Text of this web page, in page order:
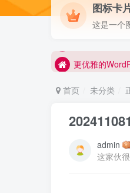
图标卡
这是一个
更优雅的
更优雅的
首页 未分类
admin
这家伙